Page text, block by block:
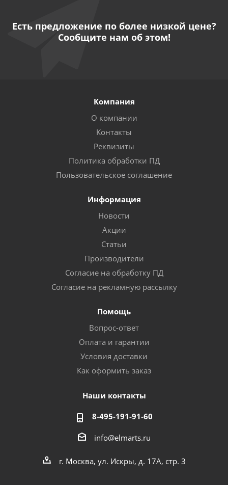
Есть предложение по более низкой цене?
Сообщите нам об этом!
Компания
О компании
Контакты
Реквизиты
Политика обработки ПД
Пользовательское соглашение
Информация
Новости
Акции
Статьи
Производители
Согласие на обработку ПД
Согласие на рекламную рассылку
Помощь
Вопрос-ответ
Оплата и гарантии
Условия доставки
Как оформить заказ
Наши контакты
8-495-191-91-60
info@elmarts.ru
г. Москва, ул. Искры, д. 17А, стр. 3